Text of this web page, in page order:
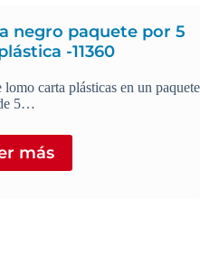
negro paquete por 5
-11360
lomo carta plásticas en un paquete
5…
más